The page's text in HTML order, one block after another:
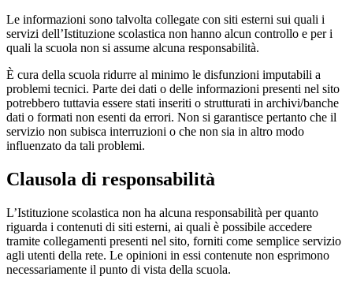
Le informazioni sono talvolta collegate con siti esterni sui quali i
servizi dell’Istituzione scolastica non hanno alcun controllo e per i
quali la scuola non si assume alcuna responsabilità.
È cura della scuola ridurre al minimo le disfunzioni imputabili a
problemi tecnici. Parte dei dati o delle informazioni presenti nel sito
potrebbero tuttavia essere stati inseriti o strutturati in archivi/banche
dati o formati non esenti da errori. Non si garantisce pertanto che il
servizio non subisca interruzioni o che non sia in altro modo
influenzato da tali problemi.
Clausola di responsabilità
L’Istituzione scolastica non ha alcuna responsabilità per quanto
riguarda i contenuti di siti esterni, ai quali è possibile accedere
tramite collegamenti presenti nel sito, forniti come semplice servizio
agli utenti della rete. Le opinioni in essi contenute non esprimono
necessariamente il punto di vista della scuola.